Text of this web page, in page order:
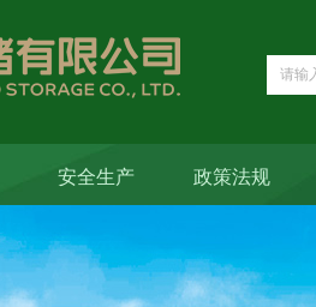
安全生产 政策法规